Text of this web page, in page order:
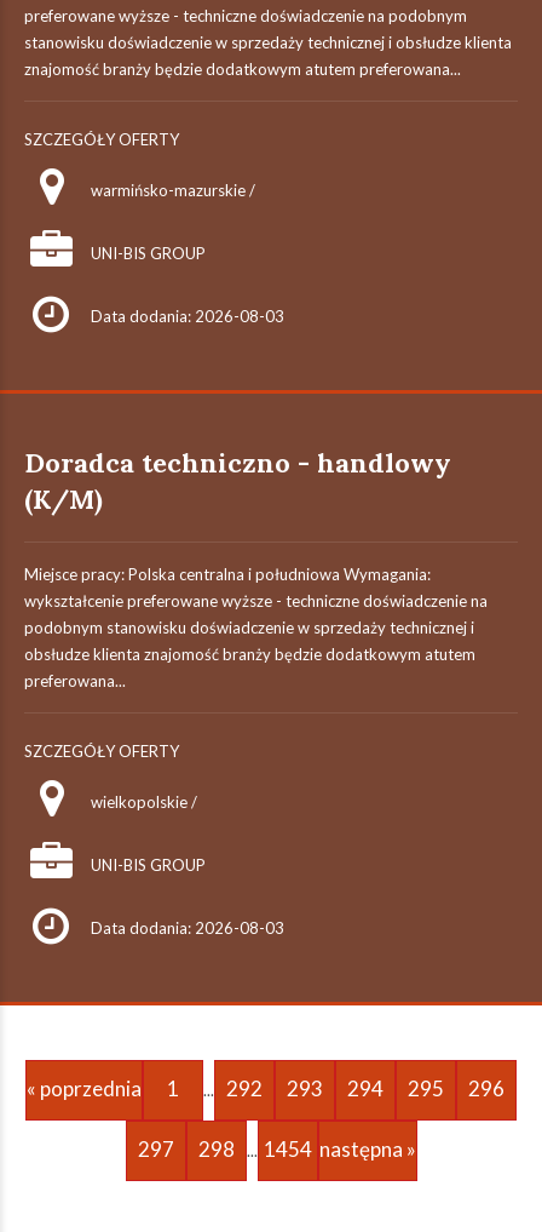
preferowane wyższe - techniczne doświadczenie na podobnym
stanowisku doświadczenie w sprzedaży technicznej i obsłudze klienta
znajomość branży będzie dodatkowym atutem preferowana...
SZCZEGÓŁY OFERTY
warmińsko-mazurskie /
UNI-BIS GROUP
Data dodania: 2026-08-03
Doradca techniczno - handlowy
(K/M)
Miejsce pracy: Polska centralna i południowa Wymagania:
wykształcenie preferowane wyższe - techniczne doświadczenie na
podobnym stanowisku doświadczenie w sprzedaży technicznej i
obsłudze klienta znajomość branży będzie dodatkowym atutem
preferowana...
SZCZEGÓŁY OFERTY
wielkopolskie /
UNI-BIS GROUP
Data dodania: 2026-08-03
« poprzednia 1 ... 292 293 294 295 296
297 298 ... 1454 następna »